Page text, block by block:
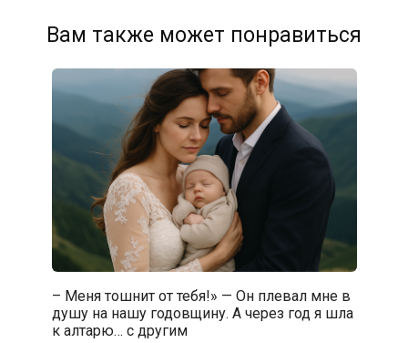
Вам также может понравиться
– Меня тошнит от тебя!» — Он плевал мне в
душу на нашу годовщину. А через год я шла
к алтарю… с другим